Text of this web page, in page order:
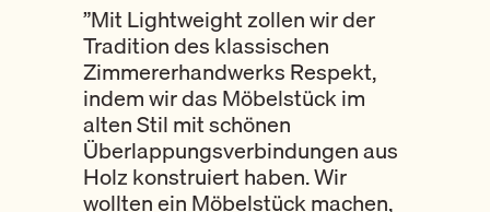
”Mit Lightweight zollen wir der
Tradition des klassischen
Zimmererhandwerks Respekt,
indem wir das Möbelstück im
alten Stil mit schönen
Überlappungsverbindungen aus
Holz konstruiert haben. Wir
wollten ein Möbelstück machen,